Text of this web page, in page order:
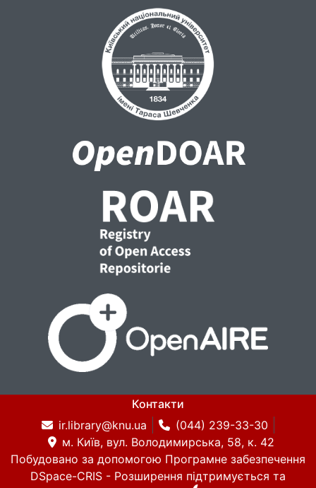
Контакти
ir.library@knu.ua
(044) 239-33-30
м. Київ, вул. Володимирська, 58, к. 42
Побудовано за допомогою Програмне забезпечення
DSpace-CRIS - Розширення підтримується та